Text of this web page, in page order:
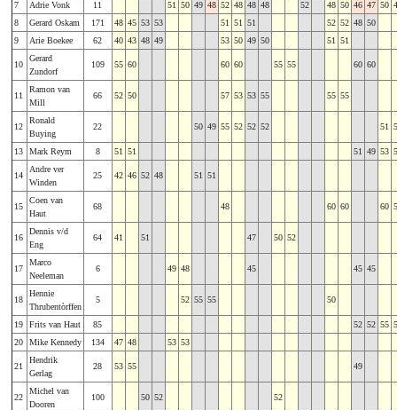
7 Adrie Vonk 11 51 50 49 48 52 48 48 48 52 48 50 46 47 50
8
Gerard Oskam 171 48 45 53 53 51 51 51 52 52 48 50
9
Arie Boekee 62 40 43 48 49 53 50 49 50 51 51
10
Gerard
Zundorf
109 55 60 60 60 55 55 60 60
11
Ramon van
Mill
66 52 50 57 53 53 55 55 55
12
Ronald
Buying
22 50 49 55 52 52 52 51
13 Mark Reym 8 51 51 51 49 53
14
Andre ver
Winden
25 42 46 52 48 51 51
15
Coen van
Haut
68 48 60 60 60
16
Dennis v/d
Eng
64 41 51 47 50 52
17
Marco
Neeleman
6 49 48 45 45 45
18
Hennie
Thrubentòrffen
5 52 55 55 50
19 Frits van Haut 85 52 52 55
20
Mike Kennedy 134 47 48 53 53
21
Hendrik
Gerlag
28 53 55 49
22
Michel van
Dooren
100 50 52 52